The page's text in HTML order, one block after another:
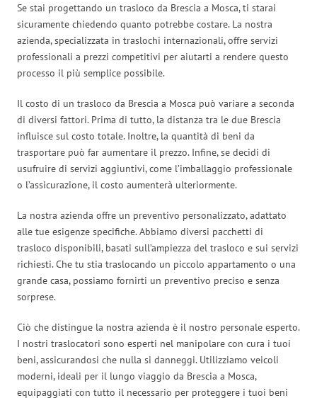
Se stai progettando un trasloco da Brescia a Mosca, ti starai
sicuramente chiedendo quanto potrebbe costare. La nostra
azienda, specializzata in traslochi internazionali, offre servizi
professionali a prezzi competitivi per aiutarti a rendere questo
processo il più semplice possibile.
Il costo di un trasloco da Brescia a Mosca può variare a seconda
di diversi fattori. Prima di tutto, la distanza tra le due Brescia
influisce sul costo totale. Inoltre, la quantità di beni da
trasportare può far aumentare il prezzo. Infine, se decidi di
usufruire di servizi aggiuntivi, come l’imballaggio professionale
o l’assicurazione, il costo aumenterà ulteriormente.
La nostra azienda offre un preventivo personalizzato, adattato
alle tue esigenze specifiche. Abbiamo diversi pacchetti di
trasloco disponibili, basati sull’ampiezza del trasloco e sui servizi
richiesti. Che tu stia traslocando un piccolo appartamento o una
grande casa, possiamo fornirti un preventivo preciso e senza
sorprese.
Ciò che distingue la nostra azienda è il nostro personale esperto.
I nostri traslocatori sono esperti nel manipolare con cura i tuoi
beni, assicurandosi che nulla si danneggi. Utilizziamo veicoli
moderni, ideali per il lungo viaggio da Brescia a Mosca,
equipaggiati con tutto il necessario per proteggere i tuoi beni